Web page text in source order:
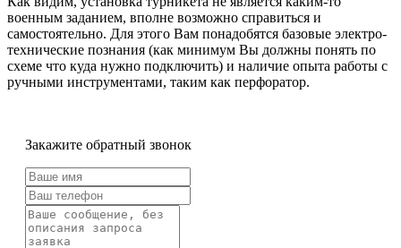
военным заданием, вполне возможно справиться и
самостоятельно. Для этого Вам понадобятся базовые электро-
технические познания (как минимум Вы должны понять по
схеме что куда нужно подключить) и наличие опыта работы с
ручными инструментами, таким как перфоратор.
Закажите обратный звонок